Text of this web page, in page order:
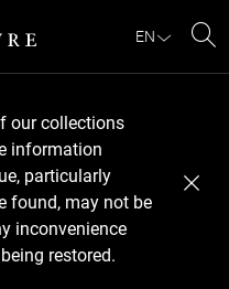
EN
our collections
information
particularly
found, may not be
inconvenience
restored.